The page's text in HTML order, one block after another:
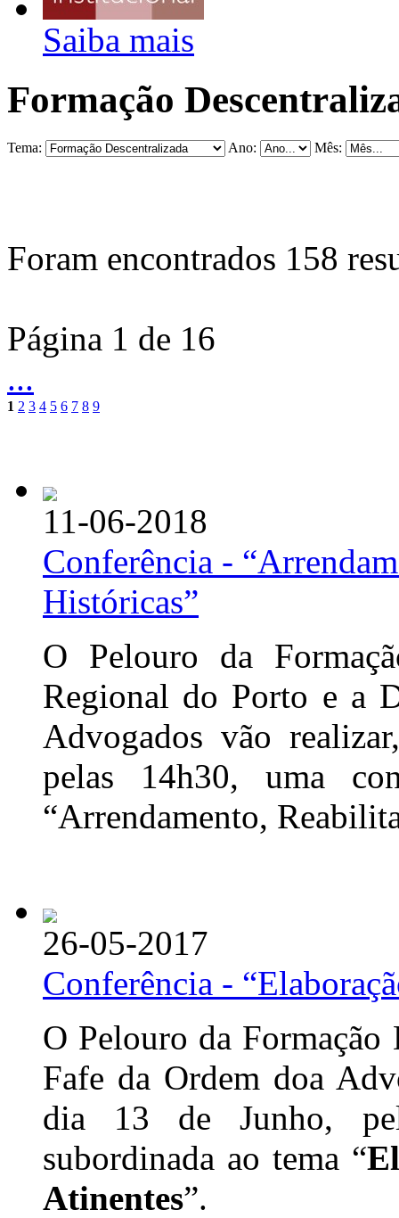
Saiba mais
Formação
Tema: Ano: Mês:
Foram encontrados 158
Página 1 de 16
...
1 2 3 4 5 6 7 8 9
11-06-2018
Conferência -
Históricas”
O Pelouro da
Regional do Porto e a
Advogados vão
pelas 14h30, uma
“Arrendamento,
26-05-2017
Conferência -
O Pelouro da Formação
Fafe da Ordem doa
dia 13 de Junho,
subordinada ao tema “
Atinentes”.